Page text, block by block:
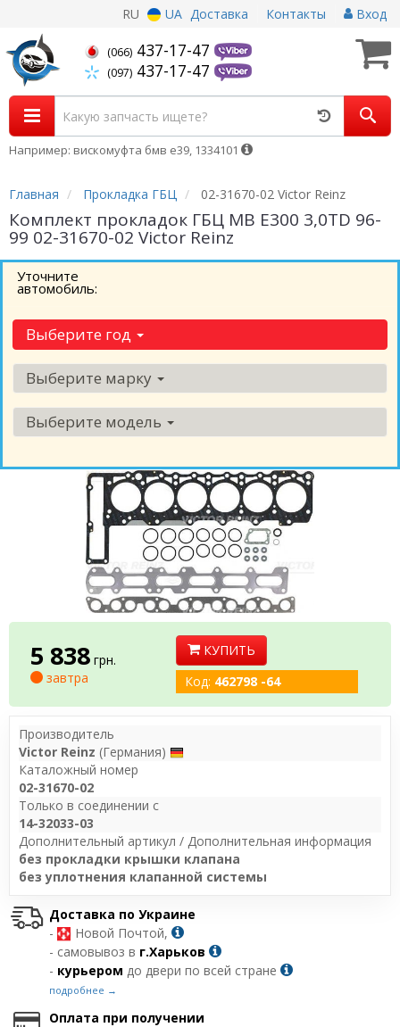
RU UA Доставка Контакты Вход
(066) 437-17-47
(097) 437-17-47
Например: вискомуфта бмв е39, 1334101
Главная Прокладка ГБЦ 02-31670-02 Victor Reinz
Комплект прокладок ГБЦ MB E300 3,0TD 96-
99 02-31670-02 Victor Reinz
Уточните
автомобиль:
Выберите год
Выберите марку
Выберите модель
5 838 грн.
завтра
КУПИТЬ
Код: 462798 -64
Производитель
Victor Reinz (Германия)
Каталожный номер
02-31670-02
Только в соединении с
14-32033-03
Дополнительный артикул / Дополнительная информация
без прокладки крышки клапана
без уплотнения клапанной системы
Доставка по Украине
-
Новой Почтой,
- самовывоз в г.Харьков
- курьером до двери по всей стране
подробнее →
Оплата при получении